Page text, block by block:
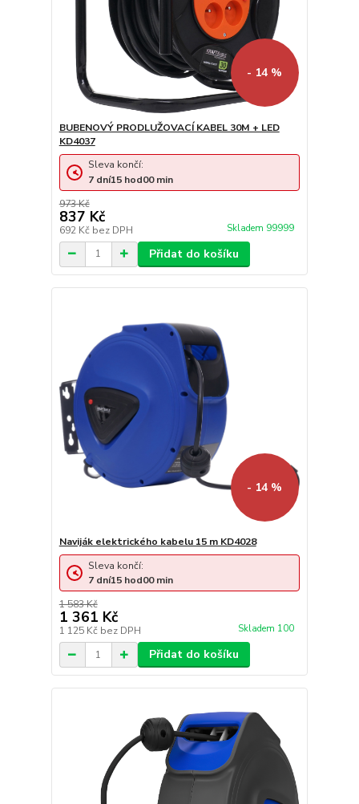
- 14 %
BUBENOVÝ PRODLUŽOVACÍ KABEL 30M + LED
KD4037
973 Kč
837 Kč
692 Kč bez DPH Skladem 99999
Sleva končí:
7 dní15 hod00min
Přidat do košíku
- 14 %
Naviják elektrického kabelu 15 m KD4028
1 583 Kč
1 361 Kč
1 125 Kč bez DPH Skladem 100
Sleva končí:
7 dní15 hod00min
Přidat do košíku